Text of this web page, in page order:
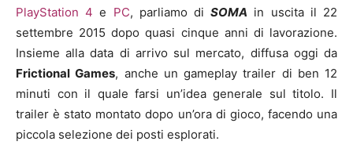
PlayStation 4 e PC, parliamo diSOMA in uscita il 22
settembre 2015 dopo quasi cinque anni di lavorazione.
Insieme alla data di arrivo sul mercato, diffusa oggi da
Frictional Games, anche un gameplay trailer di ben 12
minuti con il quale farsi un’idea generale sul titolo. Il
trailer è stato montato dopo un’ora di gioco, facendo una
piccola selezione dei posti esplorati.